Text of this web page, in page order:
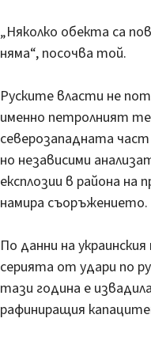
„Няколко обекта са
няма“, посочва той.
Руските власти не
именно петролният
северозападната
но независими
експлозии в района
намира съоръжението.
По данни на
серията от удари по
тази година е
рафиниращия